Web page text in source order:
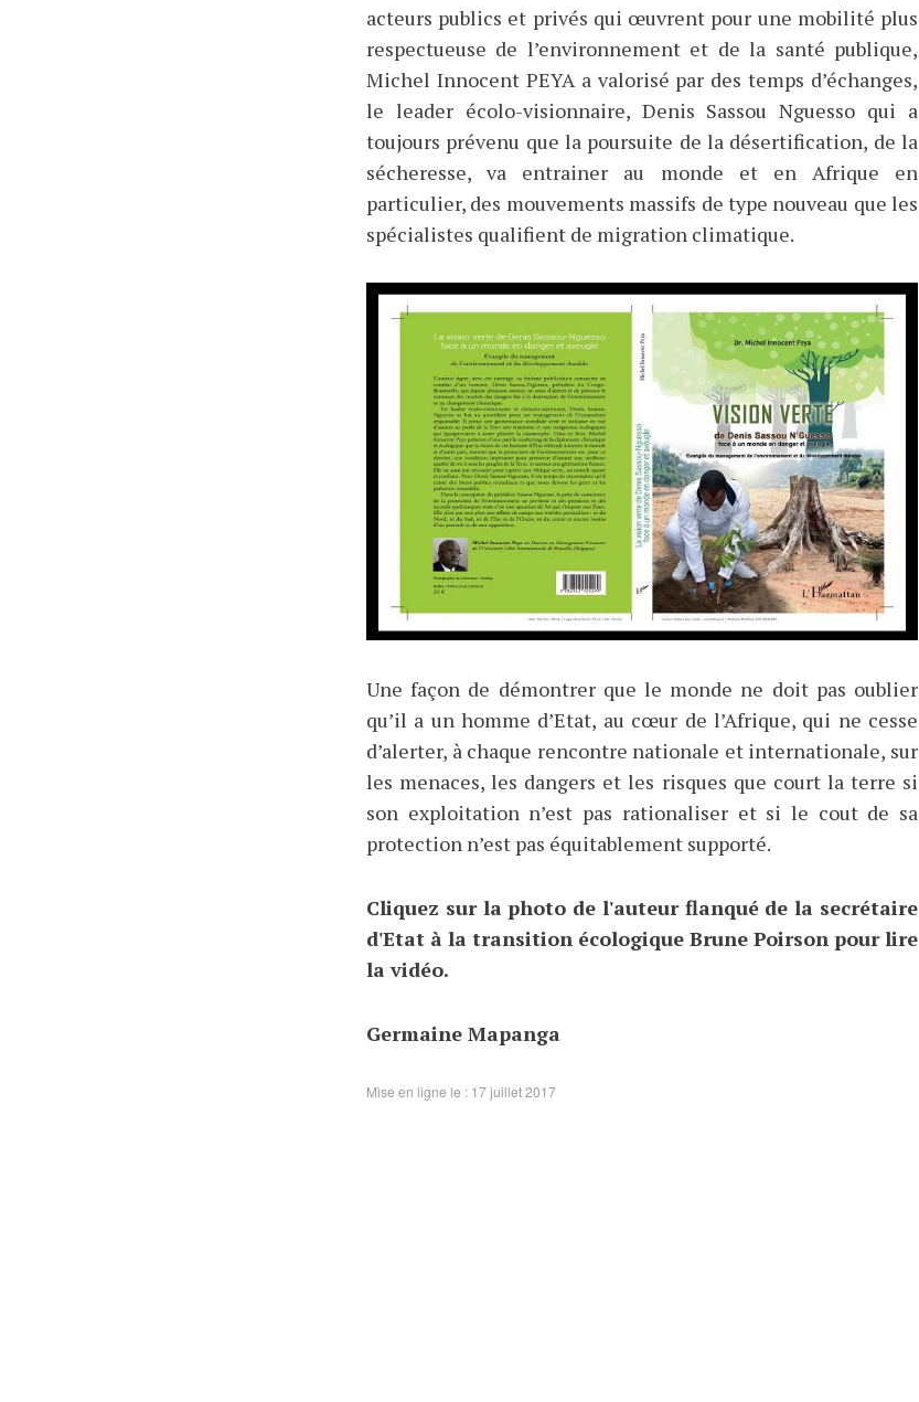
acteurs publics et privés qui œuvrent pour une mobilité plus
respectueuse de l’environnement et de la santé publique,
Michel Innocent PEYA a valorisé par des temps d’échanges,
le leader écolo-visionnaire, Denis Sassou Nguesso qui a
toujours prévenu que la poursuite de la désertification, de la
sécheresse, va entrainer au monde et en Afrique en
particulier, des mouvements massifs de type nouveau que les
spécialistes qualifient de migration climatique.
Une façon de démontrer que le monde ne doit pas oublier
qu’il a un homme d’Etat, au cœur de l’Afrique, qui ne cesse
d’alerter, à chaque rencontre nationale et internationale, sur
les menaces, les dangers et les risques que court la terre si
son exploitation n’est pas rationaliser et si le cout de sa
protection n’est pas équitablement supporté.
Cliquez sur la photo de l'auteur flanqué de la secrétaire
d'Etat à la transition écologique Brune Poirson pour lire
la vidéo.
Germaine Mapanga
Mise en ligne le : 17 juillet 2017